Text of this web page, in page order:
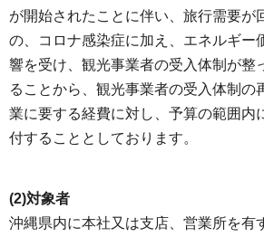
が開始されたことに伴い、旅行需要が
の、コロナ感染症に加え、エネルギー
響を受け、観光事業者の受入体制が整
ることから、観光事業者の受入体制の
業に要する経費に対し、予算の範囲内
付することとしております。
(2)対象者
沖縄県内に本社又は支店、営業所を有